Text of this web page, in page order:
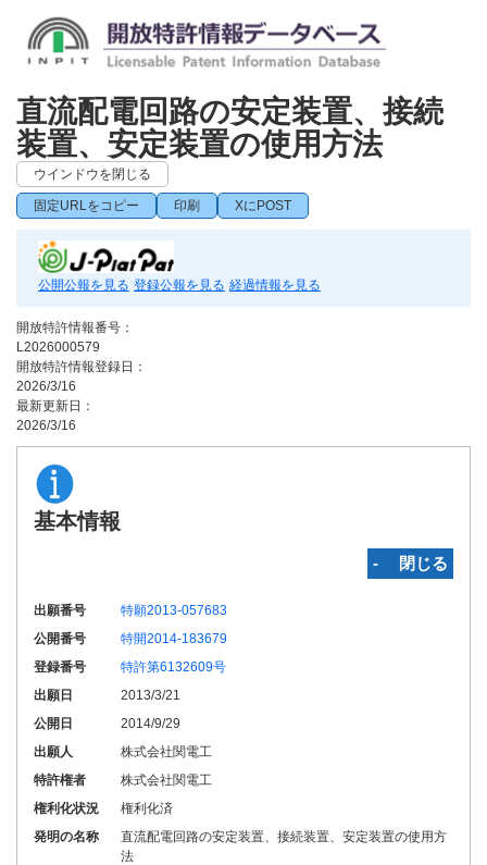
直流配電回路の安定装置、接続
装置、安定装置の使用方法
ウインドウを閉じる
固定URLをコピー 印刷 XにPOST
公開公報を見る 登録公報を見る 経過情報を見る
開放特許情報番号：
L2026000579
開放特許情報登録日：
2026/3/16
最新更新日：
2026/3/16
基本情報
‐ 閉じる
出願番号
特願2013-057683
公開番号
特開2014-183679
登録番号
特許第6132609号
出願日
2013/3/21
公開日
2014/9/29
出願人
株式会社関電工
特許権者
株式会社関電工
権利化状況
権利化済
発明の名称
直流配電回路の安定装置、接続装置、安定装置の使用方
法